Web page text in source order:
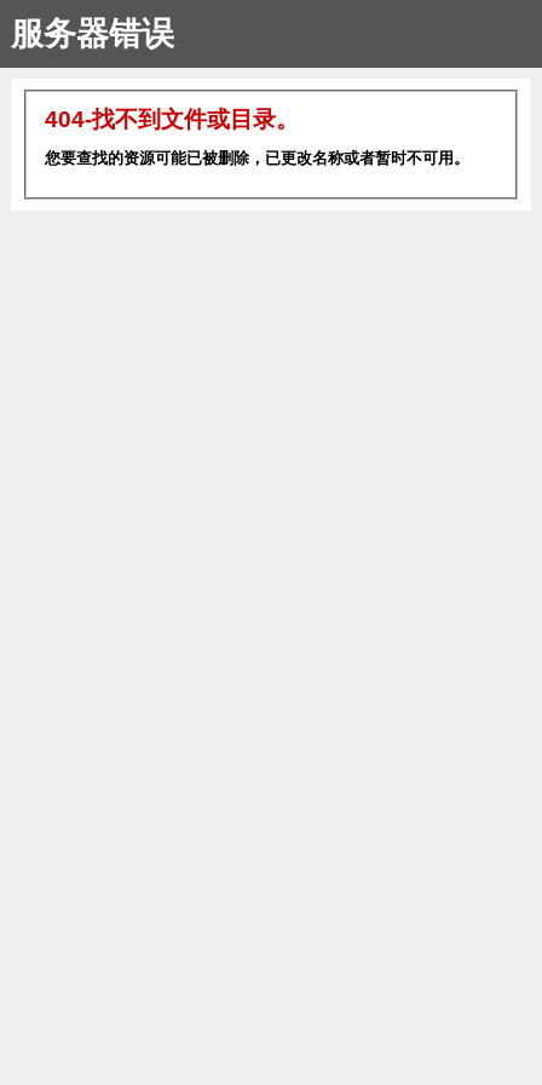
服务器错误
404-找不到文件或目录。
您要查找的资源可能已被删除，已更改名称或者暂时不可用。